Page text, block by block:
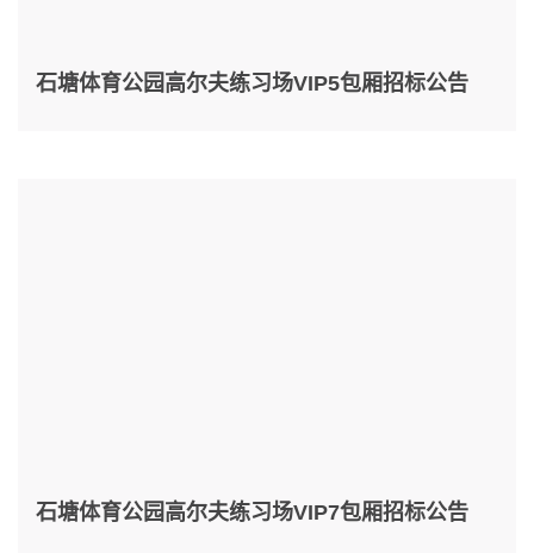
石塘体育公园高尔夫练习场VIP5包厢招标公告
石塘体育公园高尔夫练习场VIP7包厢招标公告